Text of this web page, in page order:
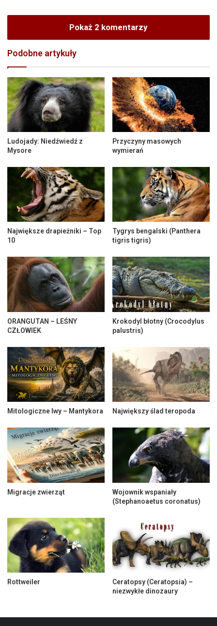
Pokaż 2 komentarzy
Podobne artykuły
Ludojady: Niedźwiedź z
Mysore
Przyczyny masowych
wymierań
Największe drapieżniki – Top
10
Tygrys bengalski (Panthera
tigris tigris)
ORANGUTAN – LEŚNY
CZŁOWIEK
Krokodyl błotny (Crocodylus
palustris)
Mitologiczne lwy – Mantykora Największy ślad teropoda
Migracje zwierząt
Wojownik wspaniały
(Stephanoaetus coronatus)
Rottweiler
Ceratopsy (Ceratopsia) –
niezwykłe dinozaury